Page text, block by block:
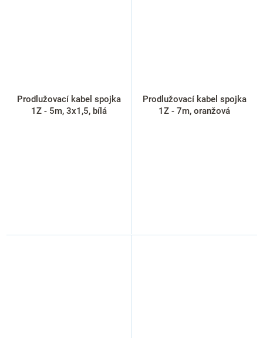
Prodlužovací kabel spojka
1Z - 5m, 3x1,5, bílá
Prodlužovací kabel spojka
1Z - 7m, oranžová